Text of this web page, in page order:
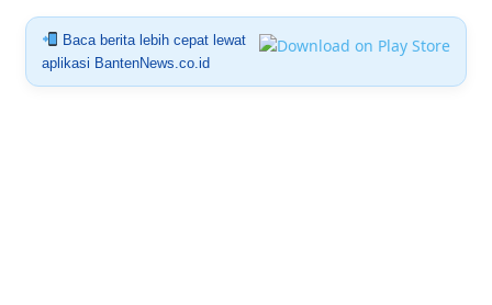
Baca berita lebih cepat lewat
aplikasi BantenNews.co.id